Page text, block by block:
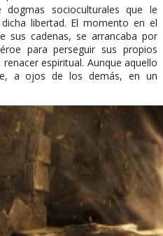
socioculturales que le
libertad. El momento en el
sus cadenas, se arrancaba por
para perseguir sus propios
espiritual. Aunque aquello
a ojos de los demás, en un